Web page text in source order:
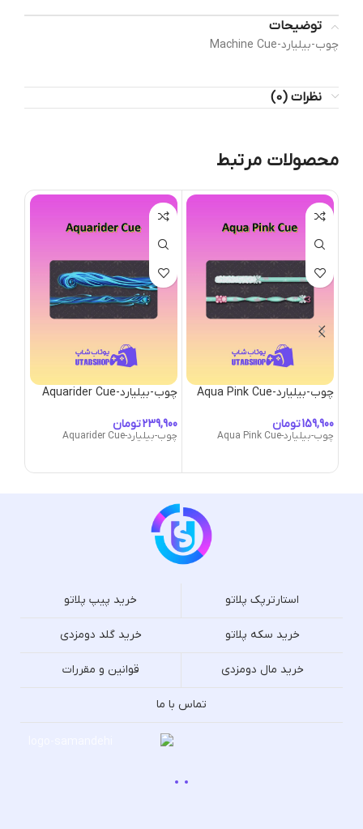
توضیحات
چوب-بیلیارد-Machine Cue
نظرات (0)
محصولات مرتبط
چوب-بیلیارد-Aqua Pink Cue
تومان
چوب-بیلیارد-Aqua Pink Cue
چوب-بیلیارد-Aquarider Cue
تومان
چوب-بیلیارد-Aquarider Cue
استارترپک پلاتو خرید پیپ پلاتو
خرید سکه پلاتو خرید گلد دومزدی
خرید مال دومزدی قوانین و مقررات
تماس با ما